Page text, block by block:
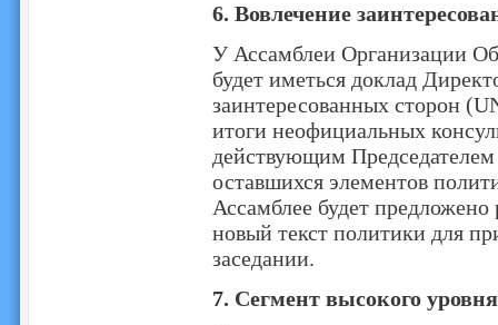
6. Вовлечение
У Ассамблеи Организации
будет иметься доклад
заинтересованных сторон
итоги неофициальных
действующим
оставшихся элементов
Ассамблее будет предложено
новый текст политики для
заседании.
7. Сегмент высокого уровня